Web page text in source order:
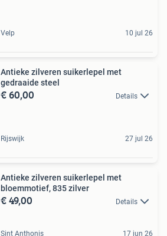
Velp 10 jul 26
Antieke zilveren suikerlepel met
gedraaide steel
€ 60,00 Details
Rijswijk 27 jul 26
Antieke zilveren suikerlepel met
bloemmotief, 835 zilver
€ 49,00 Details
Sint Anthonis 17 jun 26